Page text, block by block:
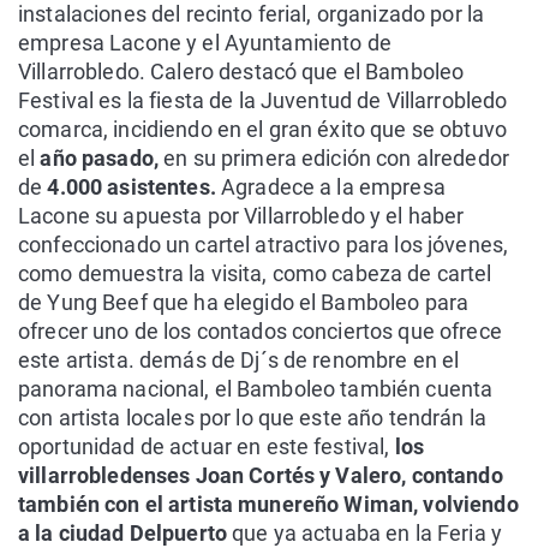
instalaciones del recinto ferial, organizado por la
empresa Lacone y el Ayuntamiento de
Villarrobledo. Calero destacó que el Bamboleo
Festival es la fiesta de la Juventud de Villarrobledo
comarca, incidiendo en el gran éxito que se obtuvo
el año pasado,en su primera edición con alrededor
de 4.000 asistentes. Agradece a la empresa
Lacone su apuesta por Villarrobledo y el haber
confeccionado un cartel atractivo para los jóvenes,
como demuestra la visita, como cabeza de cartel
de Yung Beef que ha elegido el Bamboleo para
ofrecer uno de los contados conciertos que ofrece
este artista. demás de Dj´s de renombre en el
panorama nacional, el Bamboleo también cuenta
con artista locales por lo que este año tendrán la
oportunidad de actuar en este festival, los
villarrobledenses Joan Cortés y Valero, contando
también con el artista munereño Wiman, volviendo
a la ciudad Delpuertoque ya actuaba en la Feria y